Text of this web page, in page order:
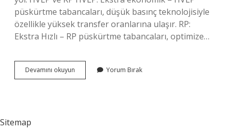
püskürtme tabancaları, düşük basınç teknolojisiyle
özellikle yüksek transfer oranlarına ulaşır. RP:
Ekstra Hızlı – RP püskürtme tabancaları, optimize…
Devamını okuyun
Tabancasında
Yorum Bırak
Sitemap